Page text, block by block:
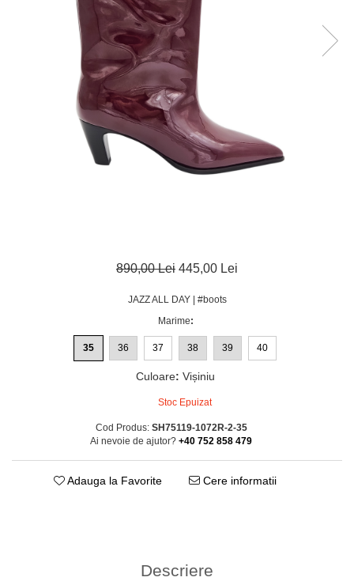
890,00 Lei 445,00 Lei
JAZZ ALL DAY | #boots
Marime:
35 36 37 38 39 40
Culoare: Vișiniu
Stoc Epuizat
Cod Produs: SH75119-1072R-2-35
Ai nevoie de ajutor? +40 752 858 479
Adauga la Favorite Cere informatii
Descriere